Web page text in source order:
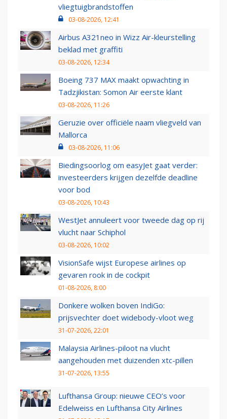
vliegtuigbrandstoffen
03-08-2026, 12:41
Airbus A321neo in Wizz Air-kleurstelling
beklad met graffiti
03-08-2026, 12:34
Boeing 737 MAX maakt opwachting in
Tadzjikistan: Somon Air eerste klant
03-08-2026, 11:26
Geruzie over officiële naam vliegveld van
Mallorca
03-08-2026, 11:06
Biedingsoorlog om easyJet gaat verder:
investeerders krijgen dezelfde deadline
voor bod
03-08-2026, 10:43
WestJet annuleert voor tweede dag op rij
vlucht naar Schiphol
03-08-2026, 10:02
VisionSafe wijst Europese airlines op
gevaren rook in de cockpit
01-08-2026, 8:00
Donkere wolken boven IndiGo:
prijsvechter doet widebody-vloot weg
31-07-2026, 22:01
Malaysia Airlines-piloot na vlucht
aangehouden met duizenden xtc-pillen
31-07-2026, 13:55
Lufthansa Group: nieuwe CEO’s voor
Edelweiss en Lufthansa City Airlines